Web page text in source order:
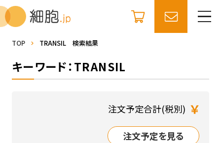
TOP TRANSIL 検索結果
キーワード：TRANSIL
注文予定合計(税別) ￥
注文予定を見る